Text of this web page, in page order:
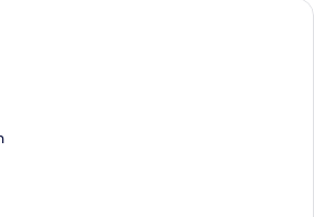
Ein Schlafraum mit Etagenbetten,